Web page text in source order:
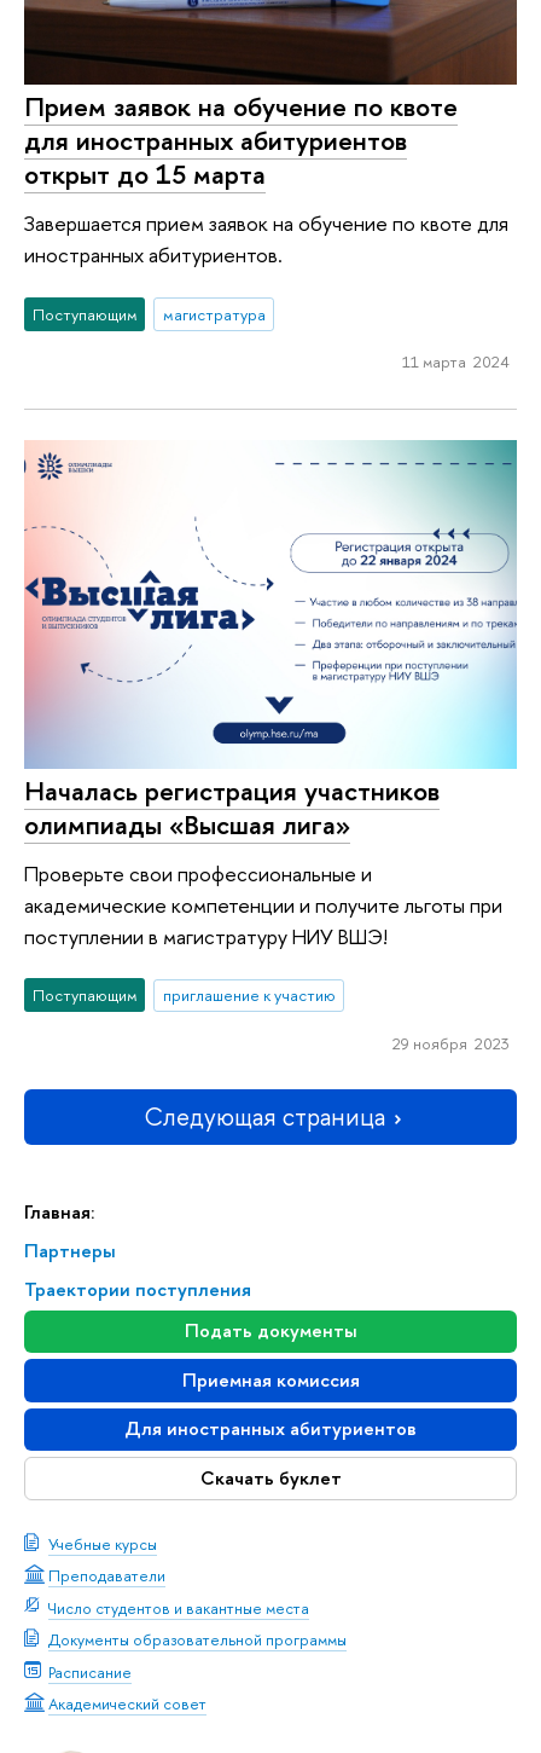
Главная:
Партнеры
Траектории поступления
Подать документы
Приемная комиссия
Для иностранных абитуриентов
Скачать буклет
Учебные курсы
Преподаватели
Число студентов и вакантные места
Документы образовательной программы
Расписание
Академический совет
Прием заявок на обучение по квоте
для иностранных абитуриентов
открыт до 15 марта
Завершается прием заявок на обучение по квоте для
иностранных абитуриентов.
Поступающим магистратура
11 марта 2024
Началась регистрация участников
олимпиады «Высшая лига»
Проверьте свои профессиональные и
академические компетенции и получите льготы при
поступлении в магистратуру НИУ ВШЭ!
Поступающим приглашение к участию
29 ноября 2023
Следующая страница